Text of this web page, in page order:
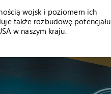
wojsk i poziomem ich
także rozbudowę potencjału
w naszym kraju.